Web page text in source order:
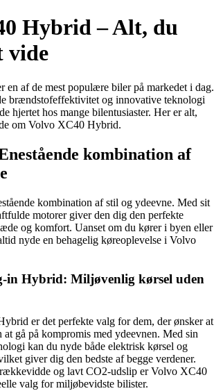
Hybrid – Alt, du
vide
af de mest populære biler på markedet i dag.
brændstofeffektivitet og innovative teknologi
hjertet hos mange bilentusiaster. Her er alt,
om Volvo XC40 Hybrid.
kombination af
kombination af stil og ydeevne. Med sit
motorer giver den dig den perfekte
og komfort. Uanset om du kører i byen eller
nyde en behagelig køreoplevelse i Volvo
in Hybrid: Miljøvenlig kørsel uden
er det perfekte valg for dem, der ønsker at
gå på kompromis med ydeevnen. Med sin
kan du nyde både elektrisk kørsel og
giver dig den bedste af begge verdener.
og lavt CO2-udslip er Volvo XC40
valg for miljøbevidste bilister.